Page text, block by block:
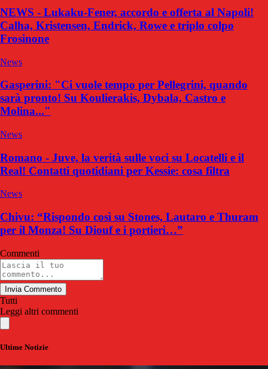
NEWS - Lukaku-Fener, accordo e offerta al Napoli!
Calha, Kristensen, Endrick, Rowe e triplo colpo
Frosinone
News
Gasperini: "Ci vuole tempo per Pellegrini, quando
sarà pronto! Su Koulierakis, Dybala, Castro e
Molina..."
News
Romano - Juve, la verità sulle voci su Locatelli e il
Real! Contatti quotidiani per Kessie: cosa filtra
News
Chivu: “Rispondo così su Stones, Lautaro e Thuram
per il Monza! Su Diouf e i portieri…”
Commenti
Invia Commento
Tutti
Leggi altri commenti
Ultime Notizie